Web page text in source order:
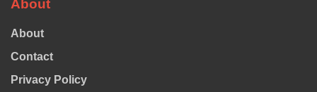
About
About
Contact
Privacy Policy